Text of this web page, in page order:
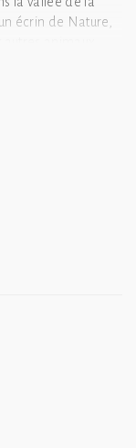
écrin de Nature,
Est, à quelques
des
sur 5 basée sur